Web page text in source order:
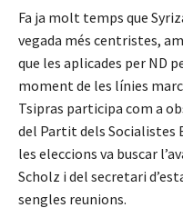
Fa ja molt temps que
vegada més centristes,
que les aplicades per ND
moment de les línies
Tsipras participa com a
del Partit dels Socialistes
les eleccions va buscar
Scholz i del secretari
sengles reunions.